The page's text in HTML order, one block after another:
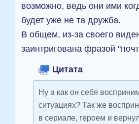
возможно, ведь они ими
будет уже не та дружба.
В общем, из-за своего
заинтригована фразой
Цитата
Ну а как он себя
ситуациях? Так же
в сериале, героем и